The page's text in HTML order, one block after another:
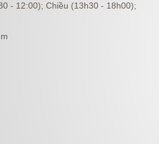
- 12:00); Chiều (13h30 - 18h00);